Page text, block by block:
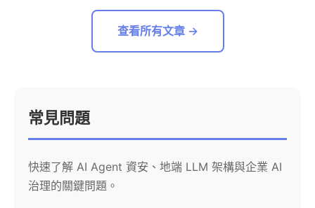
查看所有文章 →
常見問題
快速了解 AI Agent 資安、地端 LLM 架構與企業 AI
治理的關鍵問題。